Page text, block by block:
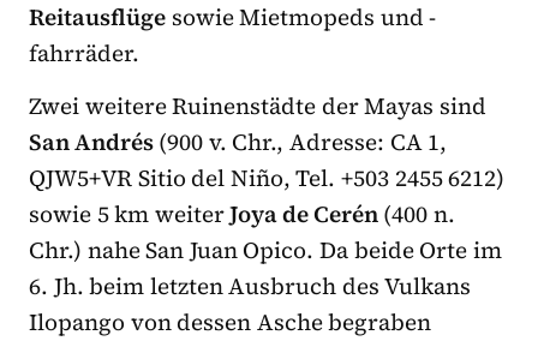
Reitausflüge sowie Mietmopeds und -
fahrräder.
Zwei weitere Ruinenstädte der Mayas sind
San Andrés(900 v. Chr., Adresse: CA 1,
QJW5+VR Sitio del Niño, Tel. +503 2455 6212)
sowie 5 km weiterJoya de Cerén(400 n.
Chr.) nahe San Juan Opico. Da beide Orte im
6. Jh. beim letzten Ausbruch des Vulkans
Ilopango von dessen Asche begraben